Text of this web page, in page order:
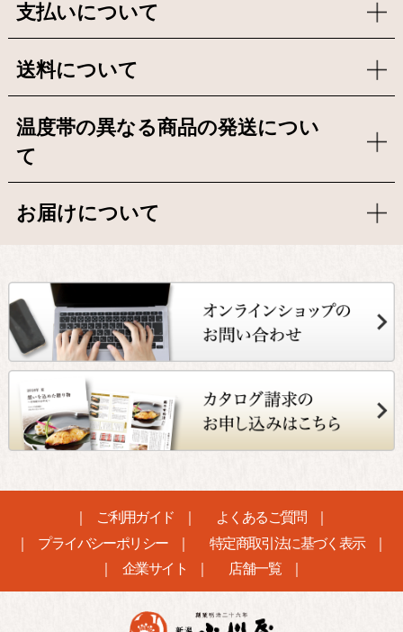
支払いについて
送料について
温度帯の異なる商品の発送につい
て
お届けについて
ご利用ガイド
よくあるご質問
プライバシーポリシー
特定商取引法に基づく表示
企業サイト
店舗一覧